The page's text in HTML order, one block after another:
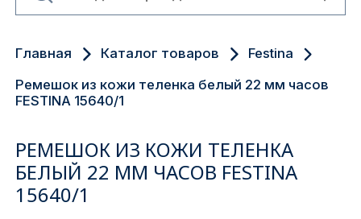
Екатеринбург
Санкт-Петербург
Ижевск
Главная Каталог товаров
Festina
Ремешок из кожи теленка белый 22 мм часов
FESTINA 15640/1
РЕМЕШОК ИЗ КОЖИ ТЕЛЕНКА
БЕЛЫЙ 22 ММ ЧАСОВ FESTINA
15640/1